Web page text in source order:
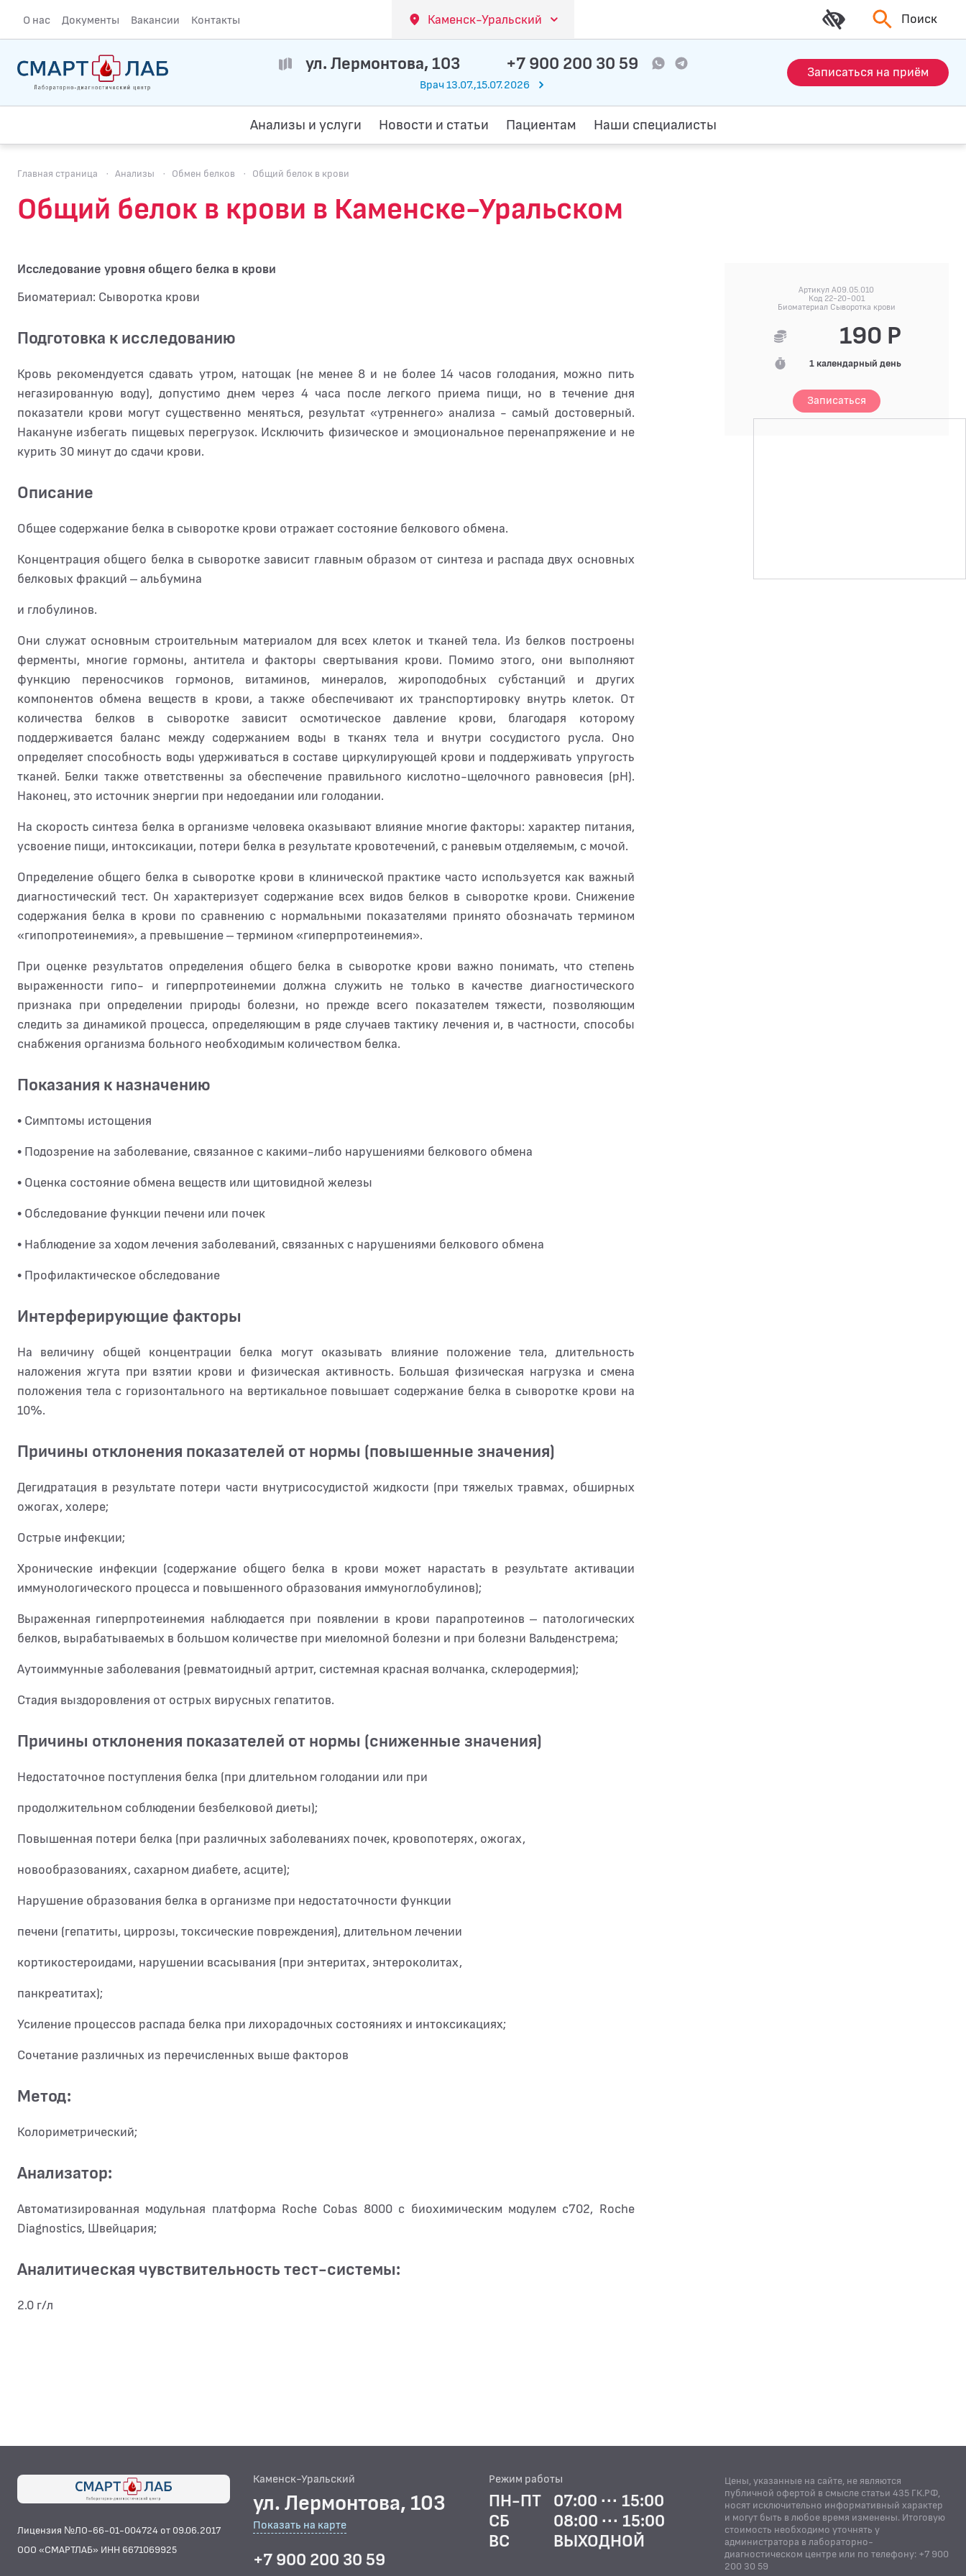
О нас Документы Вакансии Контакты Каменск-Уральский Поиск
ул. Лермонтова, 103 +7 900 200 30 59
Врач 13.07.,15.07.2026
Записаться на приём
Анализы и услуги Новости и статьи Пациентам Наши специалисты
Главная страница · Анализы · Обмен белков · Общий белок в крови
Общий белок в крови в Каменске-Уральском
Исследование уровня общего белка в крови
Биоматериал: Сыворотка крови
Подготовка к исследованию
Кровь рекомендуется сдавать утром, натощак (не менее 8 и не более 14 часов голодания, можно пить
негазированную воду), допустимо днем через 4 часа после легкого приема пищи, но в течение дня
показатели крови могут существенно меняться, результат «утреннего» анализа - самый достоверный.
Накануне избегать пищевых перегрузок. Исключить физическое и эмоциональное перенапряжение и не
курить 30 минут до сдачи крови.
Описание
Общее содержание белка в сыворотке крови отражает состояние белкового обмена.
Концентрация общего белка в сыворотке зависит главным образом от синтеза и распада двух основных
белковых фракций – альбумина
и глобулинов.
Они служат основным строительным материалом для всех клеток и тканей тела. Из белков построены
ферменты, многие гормоны, антитела и факторы свертывания крови. Помимо этого, они выполняют
функцию переносчиков гормонов, витаминов, минералов, жироподобных субстанций и других
компонентов обмена веществ в крови, а также обеспечивают их транспортировку внутрь клеток. От
количества белков в сыворотке зависит осмотическое давление крови, благодаря которому
поддерживается баланс между содержанием воды в тканях тела и внутри сосудистого русла. Оно
определяет способность воды удерживаться в составе циркулирующей крови и поддерживать упругость
тканей. Белки также ответственны за обеспечение правильного кислотно-щелочного равновесия (рН).
Наконец, это источник энергии при недоедании или голодании.
На скорость синтеза белка в организме человека оказывают влияние многие факторы: характер питания,
усвоение пищи, интоксикации, потери белка в результате кровотечений, с раневым отделяемым, с мочой.
Определение общего белка в сыворотке крови в клинической практике часто используется как важный
диагностический тест. Он характеризует содержание всех видов белков в сыворотке крови. Снижение
содержания белка в крови по сравнению с нормальными показателями принято обозначать термином
«гипопротеинемия», а превышение – термином «гиперпротеинемия».
При оценке результатов определения общего белка в сыворотке крови важно понимать, что степень
выраженности гипо- и гиперпротеинемии должна служить не только в качестве диагностического
признака при определении природы болезни, но прежде всего показателем тяжести, позволяющим
следить за динамикой процесса, определяющим в ряде случаев тактику лечения и, в частности, способы
снабжения организма больного необходимым количеством белка.
Показания к назначению
• Симптомы истощения
• Подозрение на заболевание, связанное с какими-либо нарушениями белкового обмена
• Оценка состояние обмена веществ или щитовидной железы
• Обследование функции печени или почек
• Наблюдение за ходом лечения заболеваний, связанных с нарушениями белкового обмена
• Профилактическое обследование
Интерферирующие факторы
На величину общей концентрации белка могут оказывать влияние положение тела, длительность
наложения жгута при взятии крови и физическая активность. Большая физическая нагрузка и смена
положения тела с горизонтального на вертикальное повышает содержание белка в сыворотке крови на
10%.
Причины отклонения показателей от нормы (повышенные значения)
Дегидратация в результате потери части внутрисосудистой жидкости (при тяжелых травмах, обширных
ожогах, холере;
Острые инфекции;
Хронические инфекции (содержание общего белка в крови может нарастать в результате активации
иммунологического процесса и повышенного образования иммуноглобулинов);
Выраженная гиперпротеинемия наблюдается при появлении в крови парапротеинов – патологических
белков, вырабатываемых в большом количестве при миеломной болезни и при болезни Вальденстрема;
Аутоиммунные заболевания (ревматоидный артрит, системная красная волчанка, склеродермия);
Стадия выздоровления от острых вирусных гепатитов.
Причины отклонения показателей от нормы (сниженные значения)
Недостаточное поступления белка (при длительном голодании или при
продолжительном соблюдении безбелковой диеты);
Повышенная потери белка (при различных заболеваниях почек, кровопотерях, ожогах,
новообразованиях, сахарном диабете, асците);
Нарушение образования белка в организме при недостаточности функции
печени (гепатиты, циррозы, токсические повреждения), длительном лечении
кортикостероидами, нарушении всасывания (при энтеритах, энтероколитах,
панкреатитах);
Усиление процессов распада белка при лихорадочных состояниях и интоксикациях;
Сочетание различных из перечисленных выше факторов
Метод:
Колориметрический;
Анализатор:
Автоматизированная модульная платформа Roche Cobas 8000 с биохимическим модулем c702, Roche
Diagnostics, Швейцария;
Аналитическая чувствительность тест-системы:
2.0 г/л
Артикул A09.05.010
Код 22-20-001
Биоматериал Сыворотка крови
190 Р
1 календарный день
Записаться
Лицензия №ЛО-66-01-004724 от 09.06.2017
ООО «СМАРТЛАБ» ИНН 6671069925
Каменск-Уральский
ул. Лермонтова, 103
Показать на карте
+7 900 200 30 59
Режим работы
ПН-ПТ
07:00 ··· 15:00
СБ
08:00 ··· 15:00
ВС
ВЫХОДНОЙ
Цены, указанные на сайте, не являются
публичной офертой в смысле статьи 435 ГК.РФ,
носят исключительно информативный характер
и могут быть в любое время изменены. Итоговую
стоимость необходимо уточнять у
администратора в лабораторно-
диагностическом центре или по телефону: +7 900
200 30 59